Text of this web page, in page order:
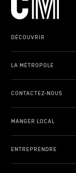
DÉCOUVRIR
LA MÉTROPOLE
CONTACTEZ-NOUS
MANGER LOCAL
ENTREPRENDRE